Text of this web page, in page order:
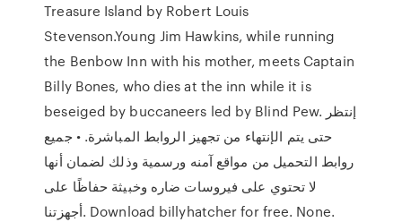
Treasure Island by Robert Louis
Stevenson.Young Jim Hawkins, while running
the Benbow Inn with his mother, meets Captain
Billy Bones, who dies at the inn while it is
beseiged by buccaneers led by Blind Pew. إنتظر
حتى يتم الإنتهاء من تجهيز الروابط المباشرة. • جميع
روابط التحميل من مواقع آمنه ورسمية وذلك لضمان أنها
لا تحتوي على فيروسات ضاره وخبيثة حفاظًا على
أجهزتنا. Download billyhatcher for free. None.